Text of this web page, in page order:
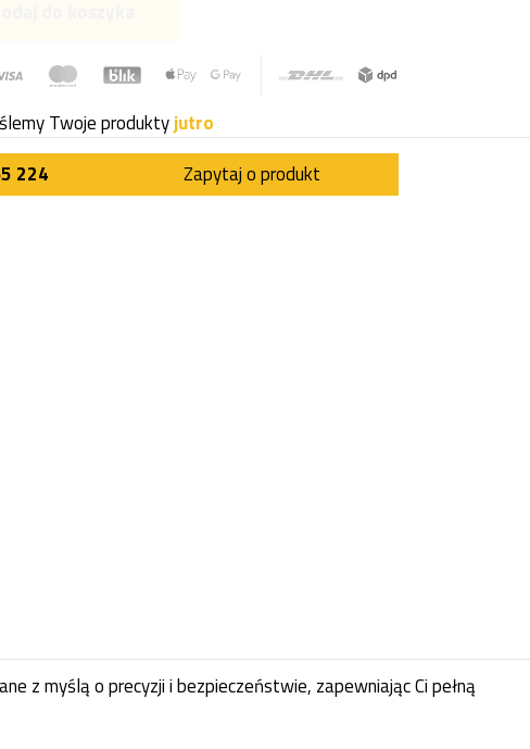
Twoje produktyjutro
224
Zapytaj o produkt
z myślą o precyzji i bezpieczeństwie, zapewniając Ci pełną